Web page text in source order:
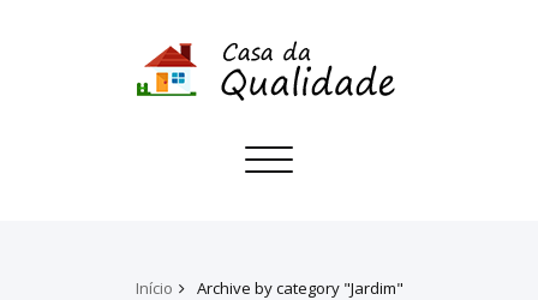
Toggle
Início Archive by category "Jardim"